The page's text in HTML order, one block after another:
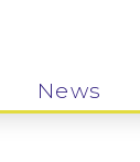
News